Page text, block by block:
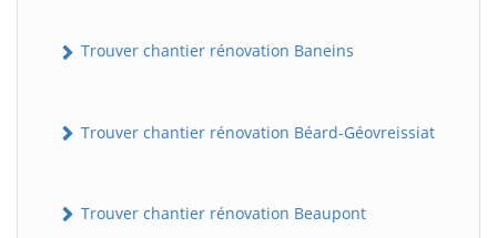
Trouver chantier rénovation Baneins
Trouver chantier rénovation Béard-Géovreissiat
Trouver chantier rénovation Beaupont